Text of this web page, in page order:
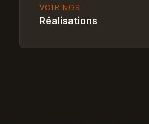
VOIR NOS
Réalisations